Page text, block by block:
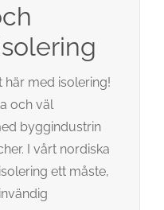
här med isolering!
och väl
byggindustrin
I vårt nordiska
ett måste,